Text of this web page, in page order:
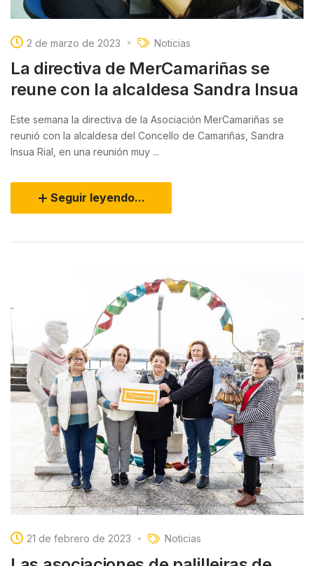
2 de marzo de 2023 Noticias
La directiva de MerCamariñas se
reune con la alcaldesa Sandra Insua
Este semana la directiva de la Asociación MerCamariñas se
reunió con la alcaldesa del Concello de Camariñas, Sandra
Insua Rial, en una reunión muy ...
Seguir leyendo...
21 de febrero de 2023 Noticias